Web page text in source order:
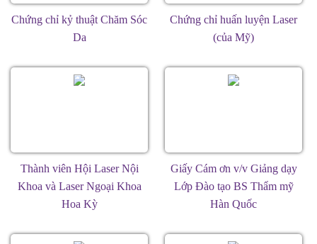
Chứng chỉ kỷ thuật Chăm Sóc
Da
Chứng chỉ huấn luyện Laser
(của Mỹ)
Thành viên Hội Laser Nội
Khoa và Laser Ngoại Khoa
Hoa Kỳ
Giấy Cám ơn v/v Giảng dạy
Lớp Đào tạo BS Thẩm mỹ
Hàn Quốc